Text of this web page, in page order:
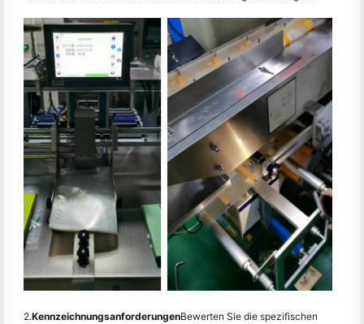
2.KennzeichnungsanforderungenBewerten Sie die spezifischen